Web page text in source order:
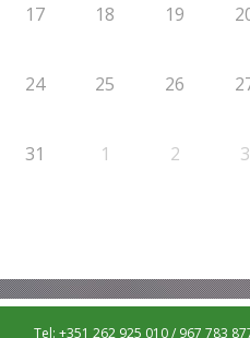
17 18 19
24 25 26
31 1 2 3
Tel: +351 262 925 010 / 967 783